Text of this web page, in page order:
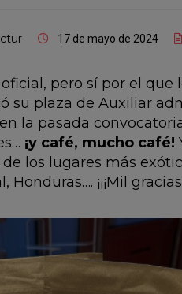
17 de mayo de 2024
pero sí por el que
su plaza de Auxiliar
la pasada
¡y café, mucho café!
los lugares más
¡¡¡Mil